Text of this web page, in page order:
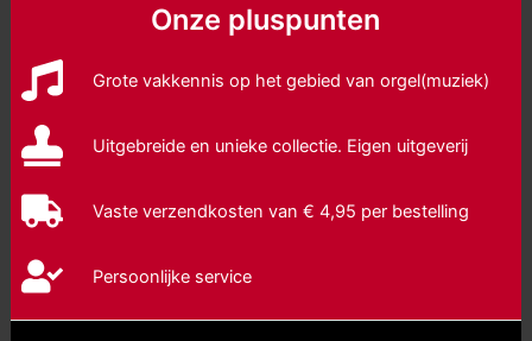
Onze pluspunten
Grote vakkennis op het gebied van orgel(muziek)
Uitgebreide en unieke collectie. Eigen uitgeverij
Vaste verzendkosten van € 4,95 per bestelling
Persoonlijke service